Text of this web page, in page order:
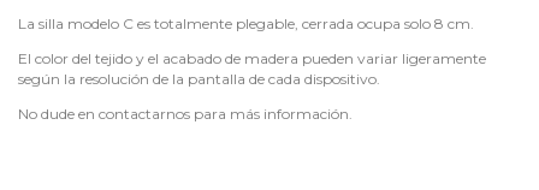
La silla modelo C es totalmente plegable, cerrada ocupa solo 8 cm.
El color del tejido y el acabado de madera pueden variar ligeramente
según la resolución de la pantalla de cada dispositivo.
No dude en contactarnos para más información.